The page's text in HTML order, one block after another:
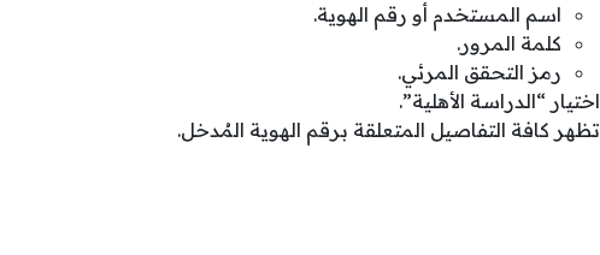
اسم المستخدم أو رقم الهوية.
كلمة المرور.
رمز التحقق المرئي.
اختيار “الدراسة الأهلية”.
تظهر كافة التفاصيل المتعلقة برقم الهوية المُدخل.